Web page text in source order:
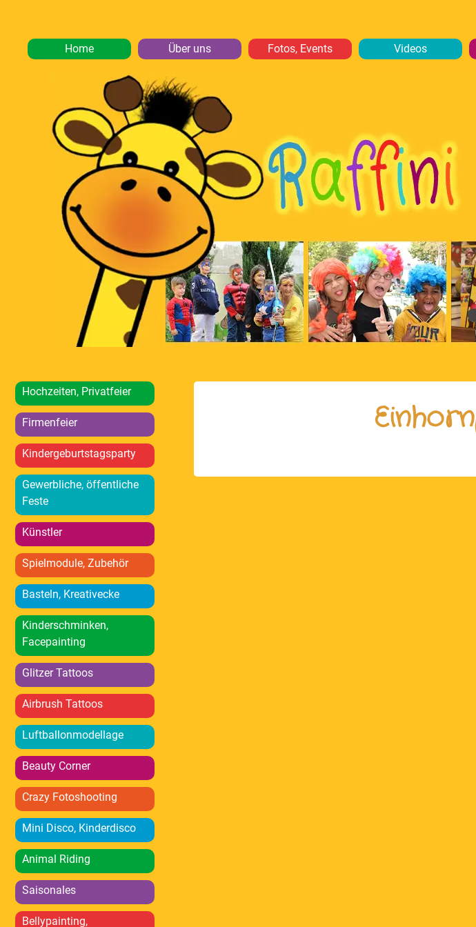
Home Über uns Fotos, Events Videos
Hochzeiten, Privatfeier
Firmenfeier
Kindergeburtstagsparty
Gewerbliche, öffentliche
Feste
Künstler
Spielmodule, Zubehör
Basteln, Kreativecke
Kinderschminken,
Facepainting
Glitzer Tattoos
Airbrush Tattoos
Luftballonmodellage
Beauty Corner
Crazy Fotoshooting
Mini Disco, Kinderdisco
Animal Riding
Saisonales
Bellypainting,